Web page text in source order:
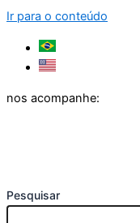
Ir para o conteúdo
nos acompanhe:
Pesquisar